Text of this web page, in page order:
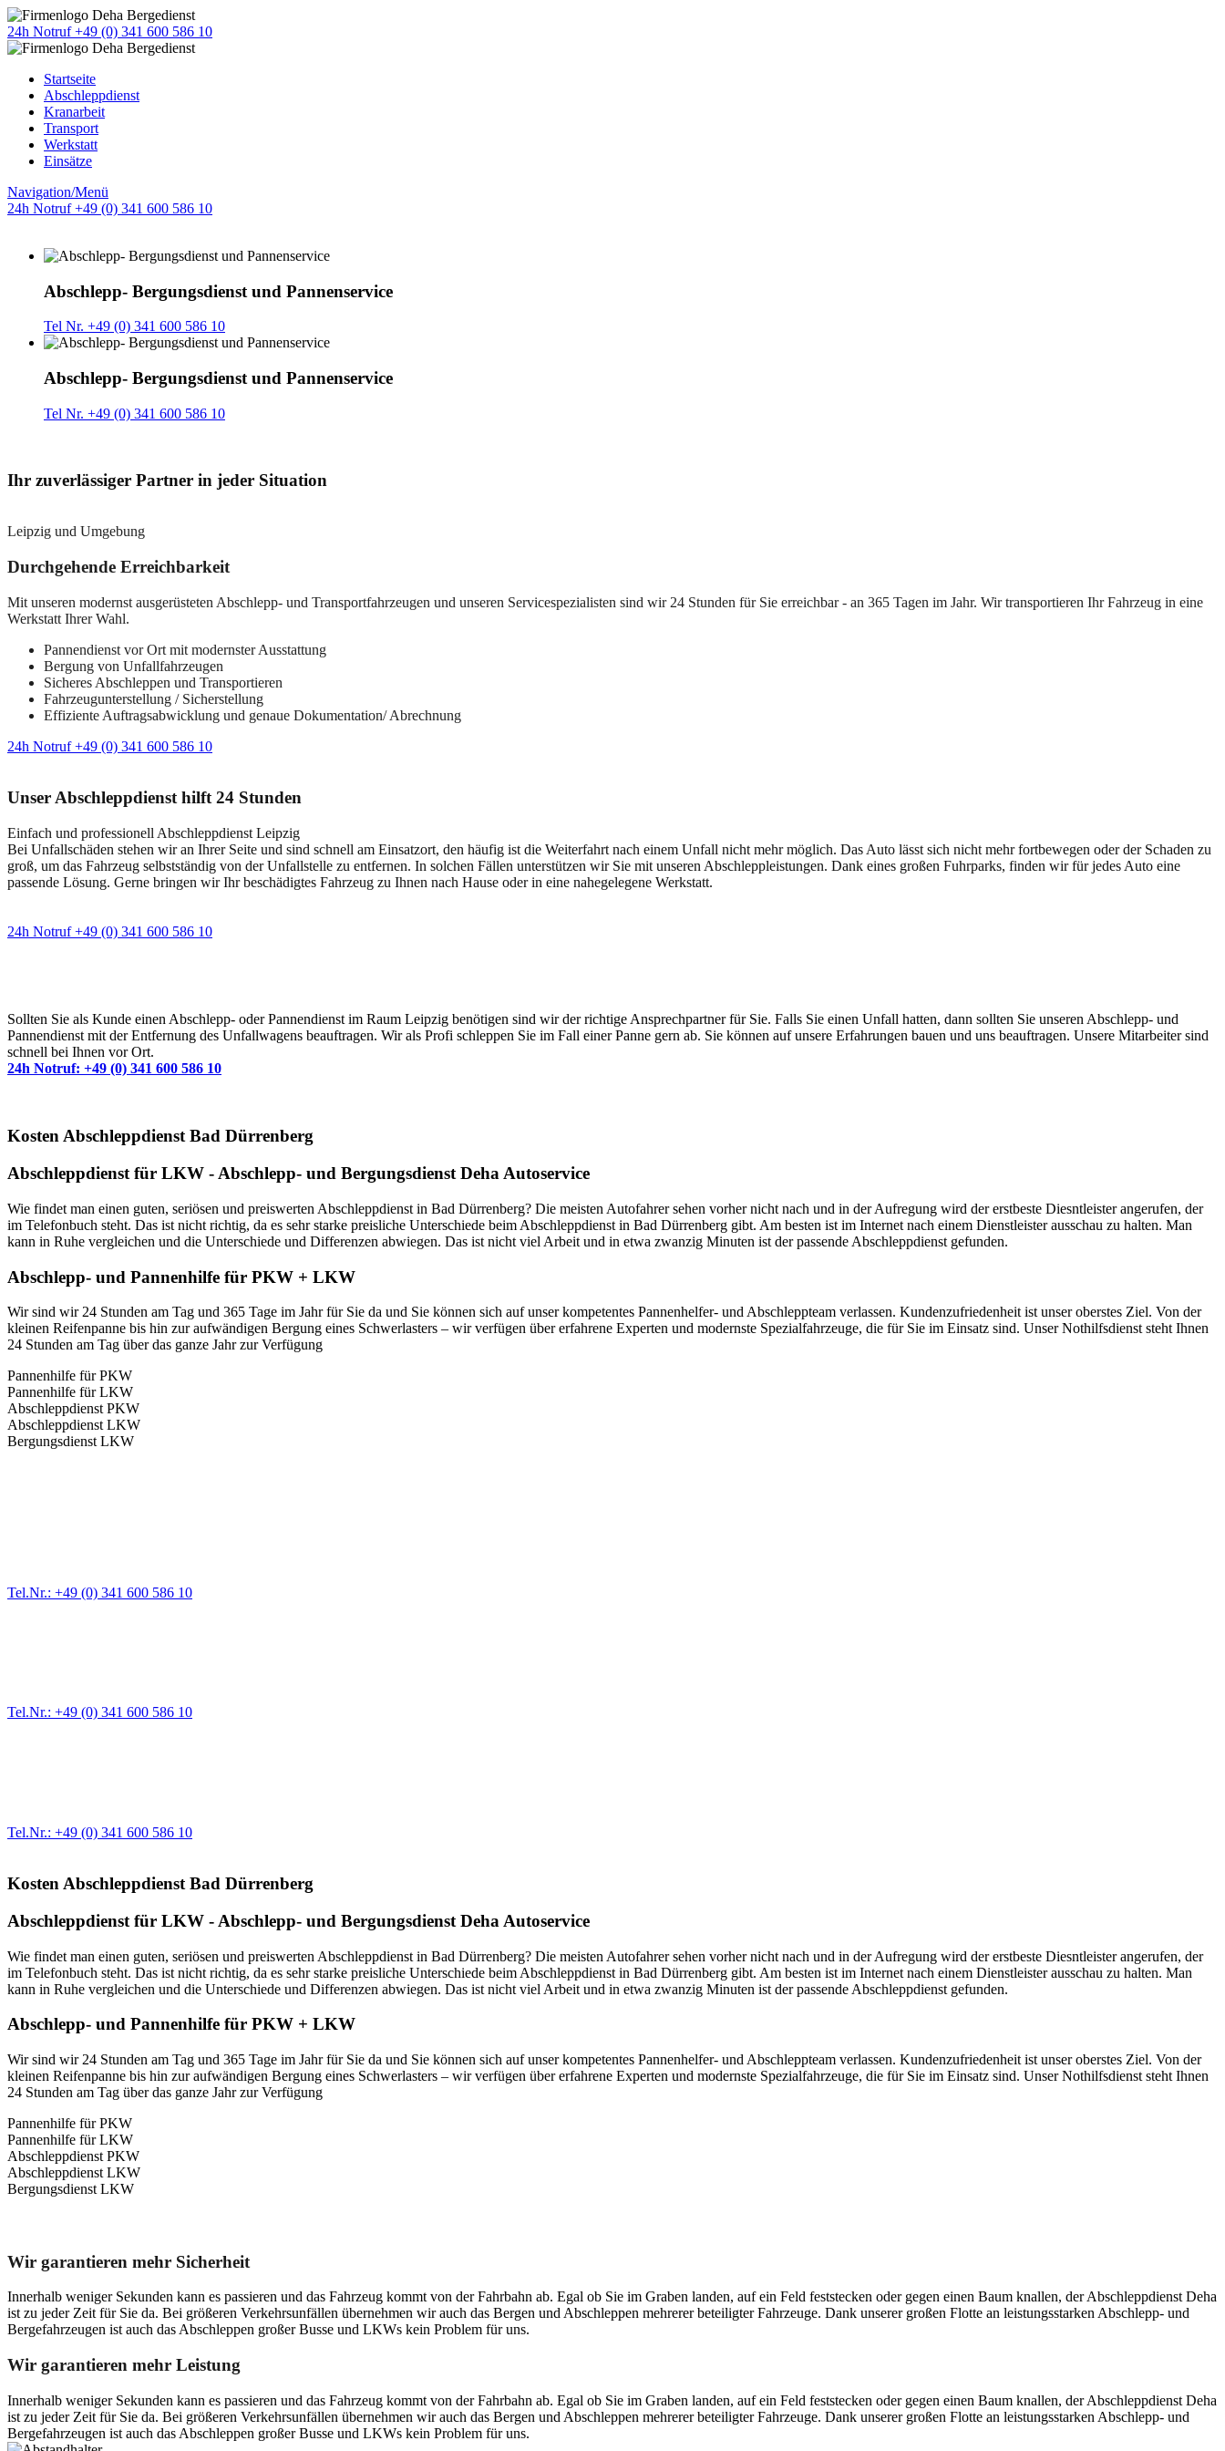
24h Notruf +49 (0) 341 600 586 10
Startseite
Abschleppdienst
Kranarbeit
Transport
Werkstatt
Einsätze
Navigation/Menü
24h Notruf +49 (0) 341 600 586 10
Abschlepp- Bergungsdienst und Pannenservice
Tel Nr. +49 (0) 341 600 586 10
Abschlepp- Bergungsdienst und Pannenservice
Tel Nr. +49 (0) 341 600 586 10
Ihr zuverlässiger Partner in jeder Situation
Leipzig und Umgebung
Durchgehende Erreichbarkeit
Mit unseren modernst ausgerüsteten Abschlepp- und Transportfahrzeugen und unseren Servicespezialisten sind wir 24 Stunden für Sie erreichbar - an 365 Tagen im Jahr. Wir transportieren Ihr Fahrzeug in eine
Werkstatt Ihrer Wahl.
Pannendienst vor Ort mit modernster Ausstattung
Bergung von Unfallfahrzeugen
Sicheres Abschleppen und Transportieren
Fahrzeugunterstellung / Sicherstellung
Effiziente Auftragsabwicklung und genaue Dokumentation/ Abrechnung
24h Notruf +49 (0) 341 600 586 10
Unser Abschleppdienst hilft 24 Stunden
Einfach und professionell Abschleppdienst Leipzig
Bei Unfallschäden stehen wir an Ihrer Seite und sind schnell am Einsatzort, den häufig ist die Weiterfahrt nach einem Unfall nicht mehr möglich. Das Auto lässt sich nicht mehr fortbewegen oder der Schaden zu
groß, um das Fahrzeug selbstständig von der Unfallstelle zu entfernen. In solchen Fällen unterstützen wir Sie mit unseren Abschleppleistungen. Dank eines großen Fuhrparks, finden wir für jedes Auto eine
passende Lösung. Gerne bringen wir Ihr beschädigtes Fahrzeug zu Ihnen nach Hause oder in eine nahegelegene Werkstatt.
24h Notruf +49 (0) 341 600 586 10
Sollten Sie als Kunde einen Abschlepp- oder Pannendienst im Raum Leipzig benötigen sind wir der richtige Ansprechpartner für Sie. Falls Sie einen Unfall hatten, dann sollten Sie unseren Abschlepp- und
Pannendienst mit der Entfernung des Unfallwagens beauftragen. Wir als Profi schleppen Sie im Fall einer Panne gern ab. Sie können auf unsere Erfahrungen bauen und uns beauftragen. Unsere Mitarbeiter sind
schnell bei Ihnen vor Ort.
24h Notruf: +49 (0) 341 600 586 10
Kosten Abschleppdienst Bad Dürrenberg
Abschleppdienst für LKW - Abschlepp- und Bergungsdienst Deha Autoservice
Wie findet man einen guten, seriösen und preiswerten Abschleppdienst in Bad Dürrenberg? Die meisten Autofahrer sehen vorher nicht nach und in der Aufregung wird der erstbeste Diesntleister angerufen, der
im Telefonbuch steht. Das ist nicht richtig, da es sehr starke preisliche Unterschiede beim Abschleppdienst in Bad Dürrenberg gibt. Am besten ist im Internet nach einem Dienstleister ausschau zu halten. Man
kann in Ruhe vergleichen und die Unterschiede und Differenzen abwiegen. Das ist nicht viel Arbeit und in etwa zwanzig Minuten ist der passende Abschleppdienst gefunden.
Abschlepp- und Pannenhilfe für PKW + LKW
Wir sind wir 24 Stunden am Tag und 365 Tage im Jahr für Sie da und Sie können sich auf unser kompetentes Pannenhelfer- und Abschleppteam verlassen. Kundenzufriedenheit ist unser oberstes Ziel. Von der
kleinen Reifenpanne bis hin zur aufwändigen Bergung eines Schwerlasters – wir verfügen über erfahrene Experten und modernste Spezialfahrzeuge, die für Sie im Einsatz sind. Unser Nothilfsdienst steht Ihnen
24 Stunden am Tag über das ganze Jahr zur Verfügung
Pannenhilfe für PKW
Pannenhilfe für LKW
Abschleppdienst PKW
Abschleppdienst LKW
Bergungsdienst LKW
Tel.Nr.: +49 (0) 341 600 586 10
Tel.Nr.: +49 (0) 341 600 586 10
Tel.Nr.: +49 (0) 341 600 586 10
Kosten Abschleppdienst Bad Dürrenberg
Abschleppdienst für LKW - Abschlepp- und Bergungsdienst Deha Autoservice
Wie findet man einen guten, seriösen und preiswerten Abschleppdienst in Bad Dürrenberg? Die meisten Autofahrer sehen vorher nicht nach und in der Aufregung wird der erstbeste Diesntleister angerufen, der
im Telefonbuch steht. Das ist nicht richtig, da es sehr starke preisliche Unterschiede beim Abschleppdienst in Bad Dürrenberg gibt. Am besten ist im Internet nach einem Dienstleister ausschau zu halten. Man
kann in Ruhe vergleichen und die Unterschiede und Differenzen abwiegen. Das ist nicht viel Arbeit und in etwa zwanzig Minuten ist der passende Abschleppdienst gefunden.
Abschlepp- und Pannenhilfe für PKW + LKW
Wir sind wir 24 Stunden am Tag und 365 Tage im Jahr für Sie da und Sie können sich auf unser kompetentes Pannenhelfer- und Abschleppteam verlassen. Kundenzufriedenheit ist unser oberstes Ziel. Von der
kleinen Reifenpanne bis hin zur aufwändigen Bergung eines Schwerlasters – wir verfügen über erfahrene Experten und modernste Spezialfahrzeuge, die für Sie im Einsatz sind. Unser Nothilfsdienst steht Ihnen
24 Stunden am Tag über das ganze Jahr zur Verfügung
Pannenhilfe für PKW
Pannenhilfe für LKW
Abschleppdienst PKW
Abschleppdienst LKW
Bergungsdienst LKW
Wir garantieren mehr Sicherheit
Innerhalb weniger Sekunden kann es passieren und das Fahrzeug kommt von der Fahrbahn ab. Egal ob Sie im Graben landen, auf ein Feld feststecken oder gegen einen Baum knallen, der Abschleppdienst Deha
ist zu jeder Zeit für Sie da. Bei größeren Verkehrsunfällen übernehmen wir auch das Bergen und Abschleppen mehrerer beteiligter Fahrzeuge. Dank unserer großen Flotte an leistungsstarken Abschlepp- und
Bergefahrzeugen ist auch das Abschleppen großer Busse und LKWs kein Problem für uns.
Wir garantieren mehr Leistung
Innerhalb weniger Sekunden kann es passieren und das Fahrzeug kommt von der Fahrbahn ab. Egal ob Sie im Graben landen, auf ein Feld feststecken oder gegen einen Baum knallen, der Abschleppdienst Deha
ist zu jeder Zeit für Sie da. Bei größeren Verkehrsunfällen übernehmen wir auch das Bergen und Abschleppen mehrerer beteiligter Fahrzeuge. Dank unserer großen Flotte an leistungsstarken Abschlepp- und
Bergefahrzeugen ist auch das Abschleppen großer Busse und LKWs kein Problem für uns.